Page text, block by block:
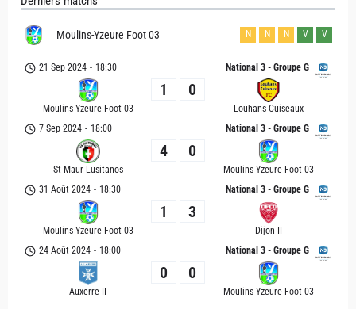
Moulins-Yzeure Foot 03 N N N V V
National 3 - Groupe G
21 Sep 2024 - 18:30
Moulins-Yzeure Foot 03
1 0
Louhans-Cuiseaux
National 3 - Groupe G
7 Sep 2024 - 18:00
St Maur Lusitanos
4 0
Moulins-Yzeure Foot 03
National 3 - Groupe G
31 Août 2024 - 18:30
Moulins-Yzeure Foot 03
1 3
Dijon II
National 3 - Groupe G
24 Août 2024 - 18:00
Auxerre II
0 0
Moulins-Yzeure Foot 03